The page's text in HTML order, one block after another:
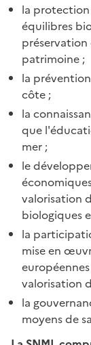
la protection
équilibres
préservation
patrimoine ;
la
côte ;
la
que
mer ;
le
valorisation
biologiques
la
mise en
valorisation
la
moyens de